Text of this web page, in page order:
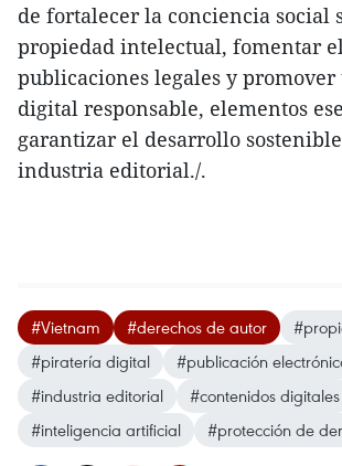
de fortalecer la conciencia social
propiedad intelectual, fomentar
publicaciones legales y
digital responsable, elementos
garantizar el desarrollo
industria editorial./.
#Vietnam #derechos de autor
#piratería digital
#publicación
#industria editorial
#contenidos digitales
#inteligencia artificial
#protección de